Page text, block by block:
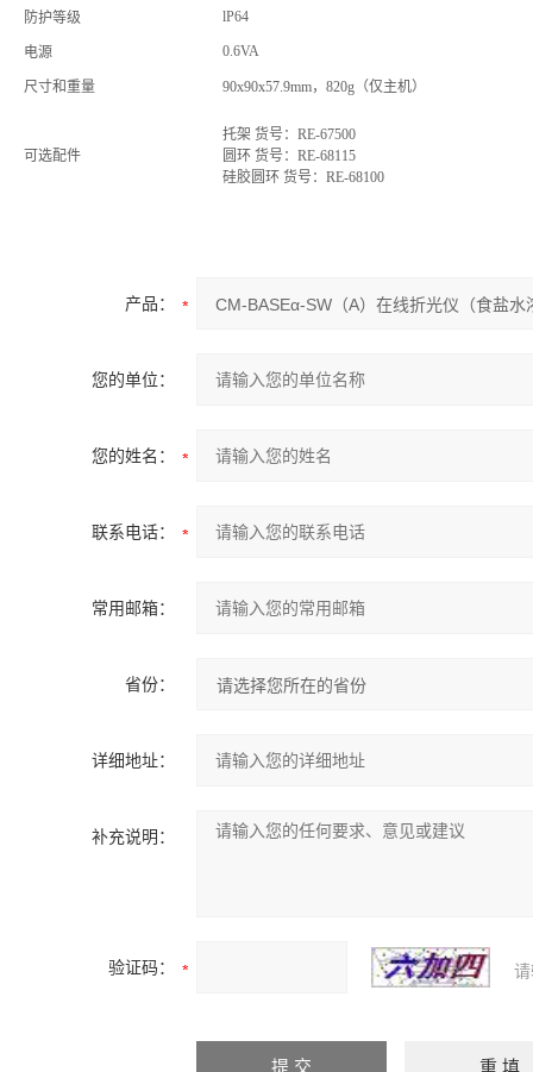
防护等级 lP64
电源 0.6VA
尺寸和重量 90x90x57.9mm，820g（仅主机）
可选配件
托架 货号：RE-67500
圆环 货号：RE-68115
硅胶圆环 货号：RE-68100
产品：
您的单位：
您的姓名：
联系电话：
常用邮箱：
省份：
详细地址：
补充说明：
验证码：